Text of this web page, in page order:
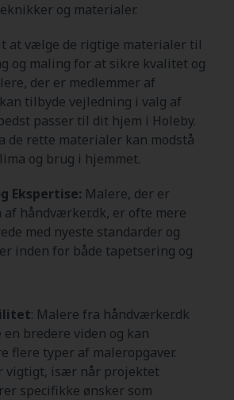
og materialer.
at vælge de rigtige materialer til
og maling for at sikre kvalitet og
der er medlemmer af
tilbyde vejledning i valg af
passer til dit hjem i Holeby.
de rette materialer kan modstå
og brug i hjemmet.
Ekspertise: Malere, der er
af håndværker.dk, er ofte mere
med nyeste standarder og
inden for både tapetsering og
: Malere fra håndværker.dk
en bredere viden og kan
flere typer af maleropgaver.
vigtigt, især når projektet
specifikke ønsker som